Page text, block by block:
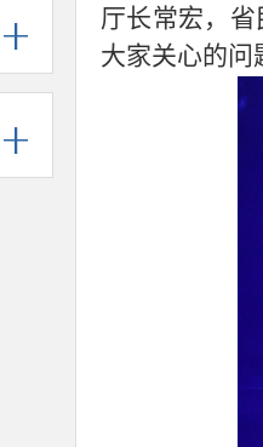
厅长常宏，
大家关心的问